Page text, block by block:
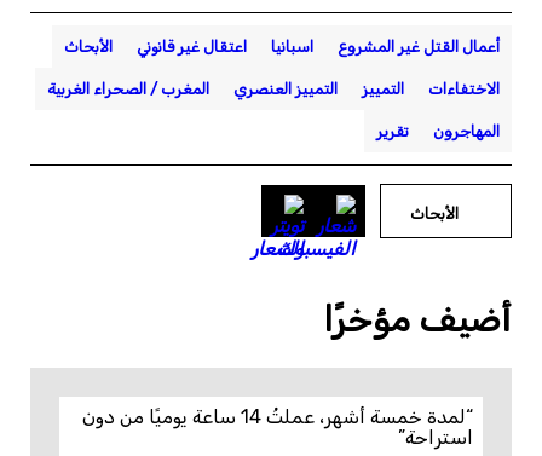
أعمال القتل غير المشروع اسبانيا اعتقال غير قانوني الأبحاث
الاختفاءات التمييز التمييز العنصري المغرب / الصحراء الغربية
المهاجرون تقرير
الأبحاث
أضيف مؤخرًا
“لمدة خمسة أشهر، عملتُ 14 ساعة يوميًا من دون
استراحة”